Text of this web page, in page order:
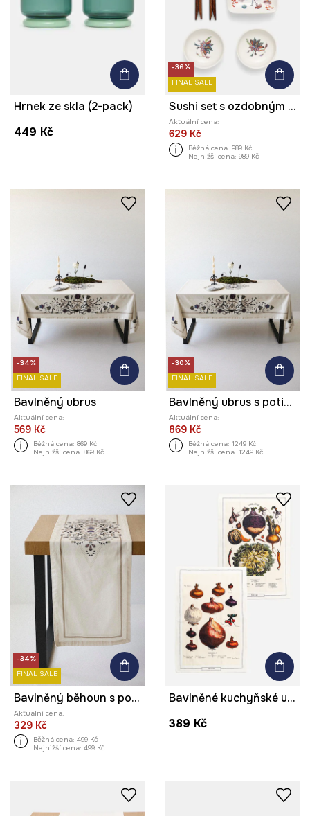
Hrnek ze skla (2-pack)
449 Kč
-36%
FINAL SALE
Sushi set s ozdobným vzorem
Aktuální cena:
629 Kč
Běžná cena: 989 Kč
Nejnižší cena: 989 Kč
-34%
FINAL SALE
Bavlněný ubrus
Aktuální cena:
569 Kč
Běžná cena: 869 Kč
Nejnižší cena: 869 Kč
-30%
FINAL SALE
Bavlněný ubrus s potiskem 150 x 250 cm
Aktuální cena:
869 Kč
Běžná cena: 1249 Kč
Nejnižší cena: 1249 Kč
-34%
FINAL SALE
Bavlněný běhoun s potiskem 40 x 180 cm
Aktuální cena:
329 Kč
Běžná cena: 499 Kč
Nejnižší cena: 499 Kč
Bavlněné kuchyňské utěrky se vzorem (2-pack) více barev
389 Kč